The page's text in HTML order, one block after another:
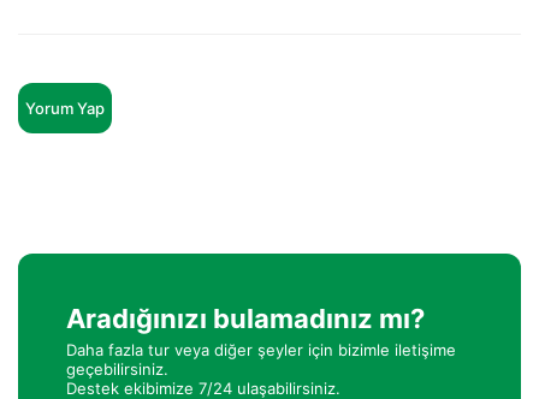
Yorum Yap
Aradığınızı bulamadınız mı?
Daha fazla tur veya diğer şeyler için bizimle iletişime
geçebilirsiniz.
Destek ekibimize 7/24 ulaşabilirsiniz.